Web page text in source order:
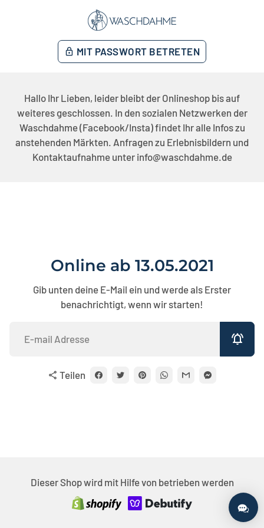
lock MIT PASSWORT BETRETEN
Hallo Ihr Lieben, leider bleibt der Onlineshop bis auf
weiteres geschlossen. In den sozialen Netzwerken der
Waschdahme (Facebook/Insta) findet Ihr alle Infos zu
anstehenden Märkten. Anfragen zu Erlebnisbildern und
Kontaktaufnahme unter info@waschdahme.de
Online ab 13.05.2021
Gib unten deine E-Mail ein und werde als Erster
benachrichtigt, wenn wir starten!
notifications_active
share Teilen
Dieser Shop wird mit Hilfe von betrieben werden